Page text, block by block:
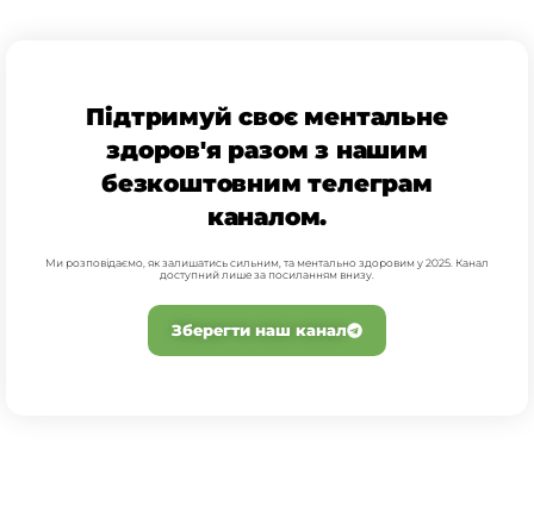
Підтримуй своє ментальне
здоров'я разом з нашим
безкоштовним телеграм
каналом.
Ми розповідаємо, як залишатись сильним, та ментально здоровим у 2025. Канал
доступний лише за посиланням внизу.
Зберегти наш канал